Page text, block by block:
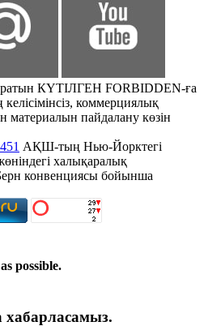
КҮТІЛГЕН FORBIDDEN-ға
коммерциялық
материалын пайдалану көзін
АҚШ-тың Нью-Йорктегі
халықаралық
конвенциясы бойынша
possible.
хабарласамыз.